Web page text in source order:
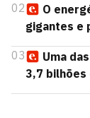
02
O
gigantes e
03
Uma
3,7 bilhões